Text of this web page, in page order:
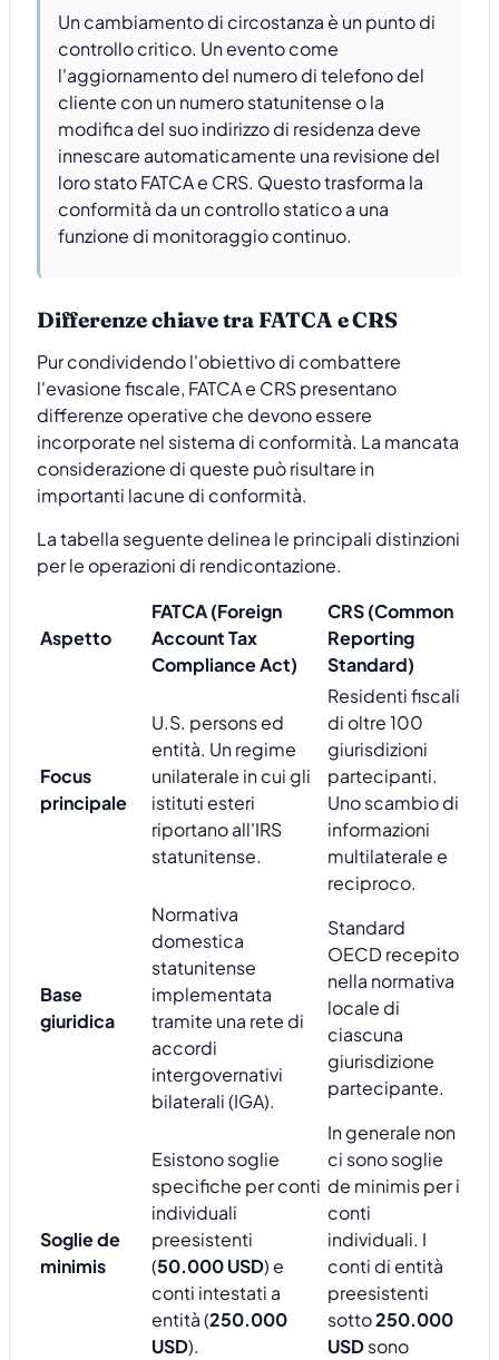
Un cambiamento di circostanza è un punto di
controllo critico. Un evento come
l'aggiornamento del numero di telefono del
cliente con un numero statunitense o la
modifica del suo indirizzo di residenza deve
innescare automaticamente una revisione del
loro stato FATCA e CRS. Questo trasforma la
conformità da un controllo statico a una
funzione di monitoraggio continuo.
Differenze chiave tra FATCA e CRS
Pur condividendo l'obiettivo di combattere
l'evasione fiscale, FATCA e CRS presentano
differenze operative che devono essere
incorporate nel sistema di conformità. La mancata
considerazione di queste può risultare in
importanti lacune di conformità.
La tabella seguente delinea le principali distinzioni
per le operazioni di rendicontazione.
Aspetto
FATCA (Foreign
Account Tax
Compliance Act)
CRS (Common
Reporting
Standard)
Focus
principale
U.S. persons ed
entità. Un regime
unilaterale in cui gli
istituti esteri
riportano all'IRS
statunitense.
Residenti fiscali
di oltre 100
giurisdizioni
partecipanti.
Uno scambio di
informazioni
multilaterale e
reciproco.
Base
giuridica
Normativa
domestica
statunitense
implementata
tramite una rete di
accordi
intergovernativi
bilaterali (IGA).
Standard
OECD recepito
nella normativa
locale di
ciascuna
giurisdizione
partecipante.
Soglie de
minimis
Esistono soglie
specifiche per conti
individuali
preesistenti
(50.000 USD) e
conti intestati a
entità (250.000
USD).
In generale non
ci sono soglie
de minimis per i
conti
individuali. I
conti di entità
preesistenti
sotto250.000
USDsono